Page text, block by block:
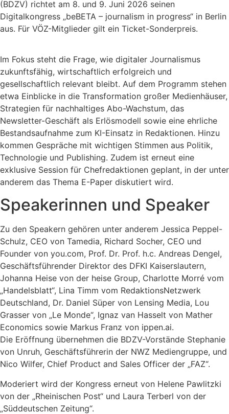
(BDZV) richtet am 8. und 9. Juni 2026 seinen
Digitalkongress „beBETA – journalism in progress“ in Berlin
aus. Für VÖZ-Mitglieder gilt ein Ticket-Sonderpreis.
Im Fokus steht die Frage, wie digitaler Journalismus
zukunftsfähig, wirtschaftlich erfolgreich und
gesellschaftlich relevant bleibt. Auf dem Programm stehen
etwa Einblicke in die Transformation großer Medienhäuser,
Strategien für nachhaltiges Abo-Wachstum, das
Newsletter-Geschäft als Erlösmodell sowie eine ehrliche
Bestandsaufnahme zum KI-Einsatz in Redaktionen. Hinzu
kommen Gespräche mit wichtigen Stimmen aus Politik,
Technologie und Publishing. Zudem ist erneut eine
exklusive Session für Chefredaktionen geplant, in der unter
anderem das Thema E-Paper diskutiert wird.
Speakerinnen und Speaker
Zu den Speakern gehören unter anderem Jessica Peppel-
Schulz, CEO von Tamedia, Richard Socher, CEO und
Founder von you.com, Prof. Dr. Prof. h.c. Andreas Dengel,
Geschäftsführender Direktor des DFKI Kaiserslautern,
Johanna Heise von der heise Group, Charlotte Morré vom
„Handelsblatt“, Lina Timm vom RedaktionsNetzwerk
Deutschland, Dr. Daniel Süper von Lensing Media, Lou
Grasser von „Le Monde“, Ignaz van Hasselt von Mather
Economics sowie Markus Franz von ippen.ai.
Die Eröffnung übernehmen die BDZV-Vorstände Stephanie
von Unruh, Geschäftsführerin der NWZ Mediengruppe, und
Nico Wilfer, Chief Product and Sales Officer der „FAZ“.
Moderiert wird der Kongress erneut von Helene Pawlitzki
von der „Rheinischen Post“ und Laura Terberl von der
„Süddeutschen Zeitung“.